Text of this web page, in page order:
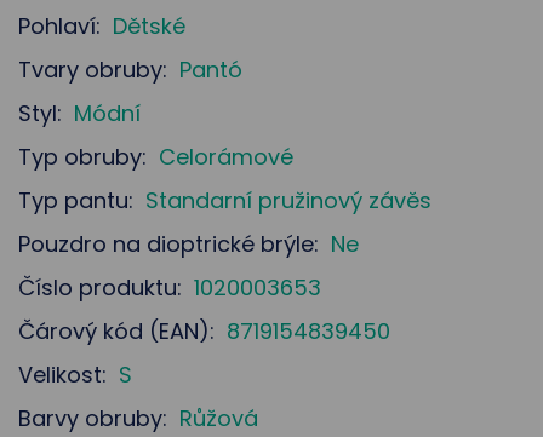
Pohlaví: Dětské
Tvary obruby: Pantó
Styl: Módní
Typ obruby: Celorámové
Typ pantu: Standarní pružinový závěs
Pouzdro na dioptrické brýle: Ne
Číslo produktu: 1020003653
Čárový kód (EAN): 8719154839450
Velikost: S
Barvy obruby: Růžová